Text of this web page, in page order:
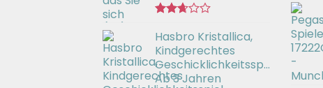
mit
2.67
von 5
Hasbro Kristallica,
Kindgerechtes
Geschicklichkeitsspiel
Ab 3 Jahren